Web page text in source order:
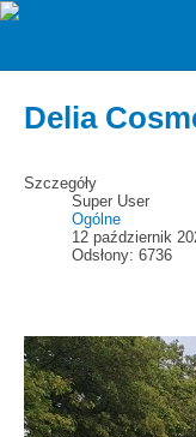
Delia
Szczegóły
Super User
Ogólne
12 październik
Odsłony: 6736